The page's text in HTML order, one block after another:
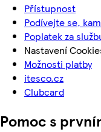
Přístupnost
Podívejte se,
Poplatek za
Nastavení
Možnosti platby
itesco.cz
Clubcard
Pomoc s